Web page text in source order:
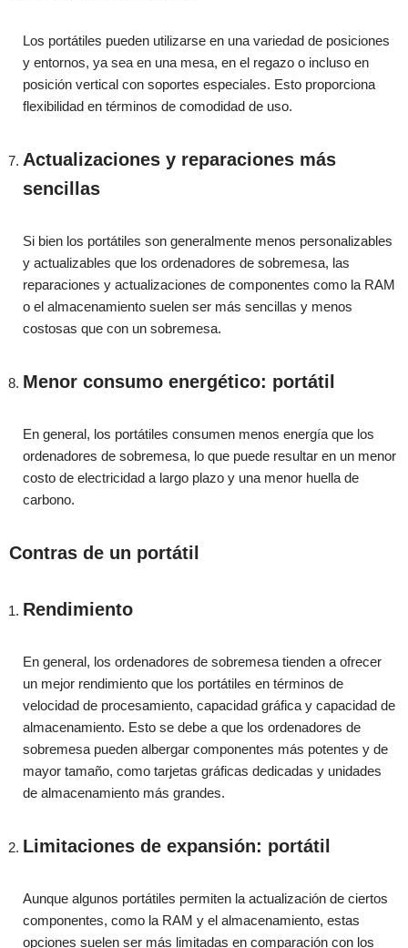
Los portátiles pueden utilizarse en una variedad de posiciones
y entornos, ya sea en una mesa, en el regazo o incluso en
posición vertical con soportes especiales. Esto proporciona
flexibilidad en términos de comodidad de uso.
Actualizaciones y reparaciones más
sencillas
Si bien los portátiles son generalmente menos personalizables
y actualizables que los ordenadores de sobremesa, las
reparaciones y actualizaciones de componentes como la RAM
o el almacenamiento suelen ser más sencillas y menos
costosas que con un sobremesa.
Menor consumo energético: portátil
En general, los portátiles consumen menos energía que los
ordenadores de sobremesa, lo que puede resultar en un menor
costo de electricidad a largo plazo y una menor huella de
carbono.
Contras de un portátil
Rendimiento
En general, los ordenadores de sobremesa tienden a ofrecer
un mejor rendimiento que los portátiles en términos de
velocidad de procesamiento, capacidad gráfica y capacidad de
almacenamiento. Esto se debe a que los ordenadores de
sobremesa pueden albergar componentes más potentes y de
mayor tamaño, como tarjetas gráficas dedicadas y unidades
de almacenamiento más grandes.
Limitaciones de expansión: portátil
Aunque algunos portátiles permiten la actualización de ciertos
componentes, como la RAM y el almacenamiento, estas
opciones suelen ser más limitadas en comparación con los